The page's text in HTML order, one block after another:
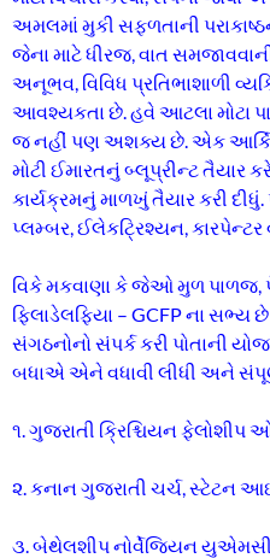
અમલમાં મુકી સફળતાની
જેના માટે ધીરજ, વાત
અનૂભવ, વિવિધ પ્રતિભાશાળી
આવશ્યકતા છે. હવે આટલા
જ નહીં પણ અશક્ય છે. એક
મોટી ઈમારતનું બ્લૂપ્રીન્ટ
કાર્યક્રમનું માળખું તૈયાર કરી
પ્લમ્બર, ઈલેકટ્રિશ્યન,
વિકે મકવાણા કે જેઓ મુળ પાળજ,
ફિલાડેલફિયા – GCFP ના સભ્ય
સંગઠનોનો સંપર્ક કરી પોતાની
બધાએ એને વધાવી લીધી અને
૧. ગુજરાતી ક્રિશ્ચિયન ફેલોશીપ
૨. કનાન ગુજરાતી ચર્ચ, સ્ટેટન
૩. બેથેલશીપ નોર્વેજિયન